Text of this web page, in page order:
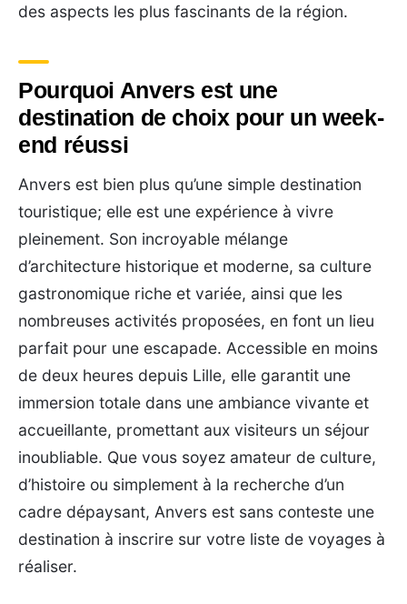
des aspects les plus fascinants de la région.
Pourquoi Anvers est une
destination de choix pour un week-
end réussi
Anvers est bien plus qu’une simple destination
touristique; elle est une expérience à vivre
pleinement. Son incroyable mélange
d’architecture historique et moderne, sa culture
gastronomique riche et variée, ainsi que les
nombreuses activités proposées, en font un lieu
parfait pour une escapade. Accessible en moins
de deux heures depuis Lille, elle garantit une
immersion totale dans une ambiance vivante et
accueillante, promettant aux visiteurs un séjour
inoubliable. Que vous soyez amateur de culture,
d’histoire ou simplement à la recherche d’un
cadre dépaysant, Anvers est sans conteste une
destination à inscrire sur votre liste de voyages à
réaliser.